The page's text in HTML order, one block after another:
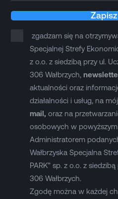
zgadzam się na
Specjalnej Strefy
z o.o. z siedzibą przy ul.
306 Wałbrzych,
aktualności oraz
działalności i usług, na mój
mail, oraz na
osobowych w powyższym
Administratorem
Wałbrzyska Specjalna
PARK” sp. z o.o. z
306 Wałbrzych.
Zgodę można w każdej